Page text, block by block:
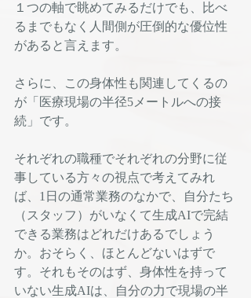
１つの軸で眺めてみるだけでも、比べ
るまでもなく人間側が圧倒的な優位性
があると言えます。
さらに、この身体性も関連してくるの
が「医療現場の半径5メートルへの接
続」です。
それぞれの職種でそれぞれの分野に従
事している方々の視点で考えてみれ
ば、1日の通常業務のなかで、自分たち
（スタッフ）がいなくて生成AIで完結
できる業務はどれだけあるでしょう
か。おそらく、ほとんどないはずで
す。それもそのはず、身体性を持って
いない生成AIは、自分の力で現場の半